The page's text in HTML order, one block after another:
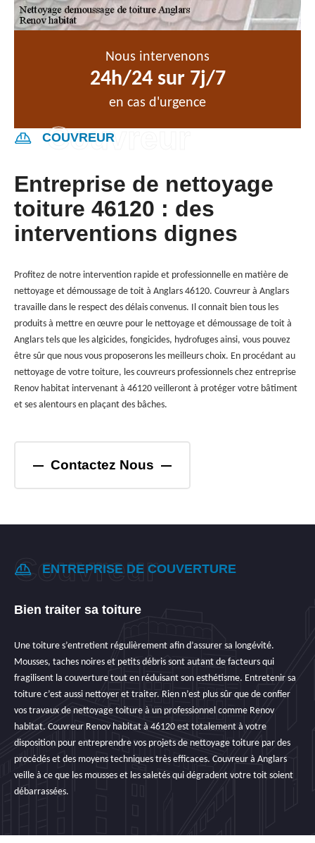
Nous intervenons
24h/24 sur 7j/7
en cas d'urgence
COUVREUR
Entreprise de nettoyage
toiture 46120 : des
interventions dignes
Profitez de notre intervention rapide et professionnelle en matière de
nettoyage et démoussage de toit à Anglars 46120. Couvreur à Anglars
travaille dans le respect des délais convenus. Il connait bien tous les
produits à mettre en œuvre pour le nettoyage et démoussage de toit à
Anglars tels que les algicides, fongicides, hydrofuges ainsi, vous pouvez
être sûr que nous vous proposerons les meilleurs choix. En procédant au
nettoyage de votre toiture, les couvreurs professionnels chez entreprise
Renov habitat intervenant à 46120 veilleront à protéger votre bâtiment
et ses alentours en plaçant des bâches.
Contactez Nous
ENTREPRISE DE COUVERTURE
Bien traiter sa toiture
Une toiture s’entretient régulièrement afin d’assurer sa longévité.
Mousses, taches noires et petits débris sont autant de facteurs qui
fragilisent la couverture tout en réduisant son esthétisme. Entretenir sa
toiture c’est aussi nettoyer et traiter. Rien n’est plus sûr que de confier
vos travaux de nettoyage toiture à un professionnel comme Renov
habitat. Couvreur Renov habitat à 46120 est totalement à votre
disposition pour entreprendre vos projets de nettoyage toiture par des
procédés et des moyens techniques très efficaces. Couvreur à Anglars
veille à ce que les mousses et les saletés qui dégradent votre toit soient
débarrassées.